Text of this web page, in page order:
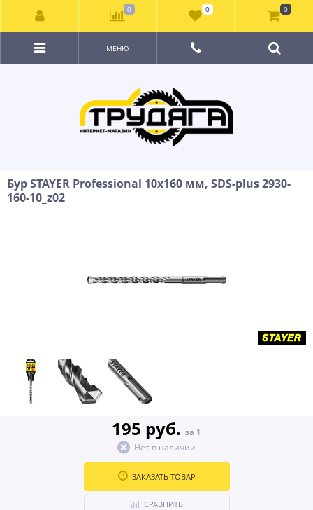
МЕНЮ
Бур STAYER Professional 10x160 мм, SDS-plus 2930-
160-10_z02
195 руб. за 1
Нет в наличии
ЗАКАЗАТЬ ТОВАР
СРАВНИТЬ
0 0 0